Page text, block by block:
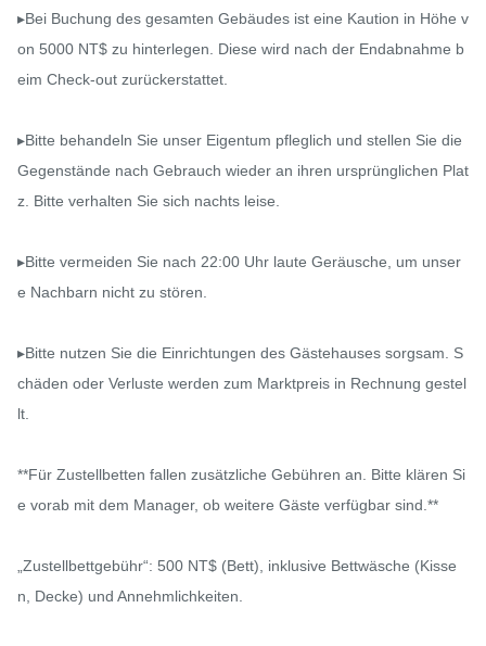
▸Bei Buchung des gesamten Gebäudes ist eine Kaution in Höhe v
on 5000 NT$ zu hinterlegen. Diese wird nach der Endabnahme b
eim Check-out zurückerstattet.
▸Bitte behandeln Sie unser Eigentum pfleglich und stellen Sie die
Gegenstände nach Gebrauch wieder an ihren ursprünglichen Plat
z. Bitte verhalten Sie sich nachts leise.
▸Bitte vermeiden Sie nach 22:00 Uhr laute Geräusche, um unser
e Nachbarn nicht zu stören.
▸Bitte nutzen Sie die Einrichtungen des Gästehauses sorgsam. S
chäden oder Verluste werden zum Marktpreis in Rechnung gestel
lt.
**Für Zustellbetten fallen zusätzliche Gebühren an. Bitte klären Si
e vorab mit dem Manager, ob weitere Gäste verfügbar sind.**
„Zustellbettgebühr“: 500 NT$ (Bett), inklusive Bettwäsche (Kisse
n, Decke) und Annehmlichkeiten.